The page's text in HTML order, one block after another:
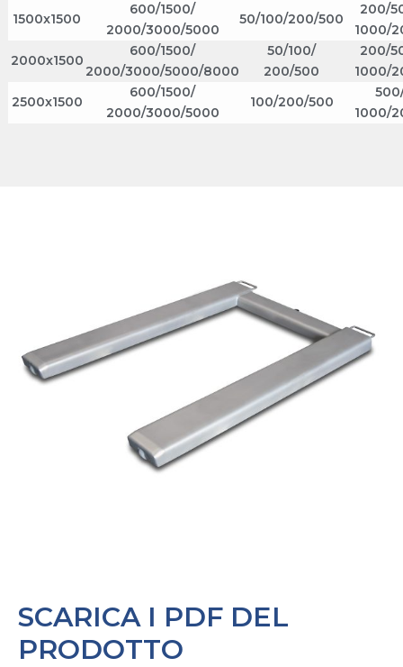
1500x1500
600/1500/
2000/3000/5000
50/100/200/500
200/
1000/
2000x1500
600/1500/
2000/3000/5000/8000
50/100/
200/500
200/
1000/
2500x1500
600/1500/
2000/3000/5000
100/200/500
1000/
SCARICA I PDF DEL
PRODOTTO